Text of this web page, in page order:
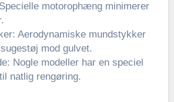
motorophæng minimerer
Aerodynamiske mundstykker
mod gulvet.
Nogle modeller har en speciel
natlig rengøring.